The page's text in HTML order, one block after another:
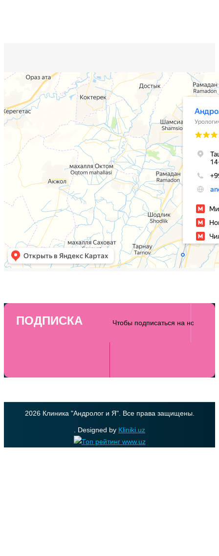
ПОДПИСКА
2026 Клиника "Андролог и Я". Все права защищены.
. Designed by Kliniki.uz